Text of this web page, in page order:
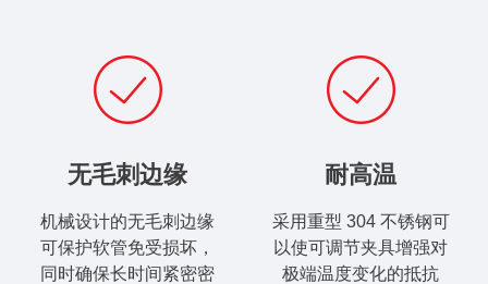
无毛刺边缘
机械设计的无毛刺边缘
可保护软管免受损坏，
同时确保长时间紧密密
耐高温
采用重型 304 不锈钢可
以使可调节夹具增强对
极端温度变化的抵抗